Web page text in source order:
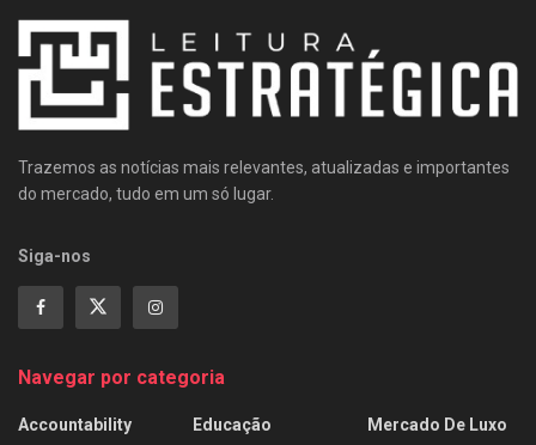
Trazemos as notícias mais relevantes, atualizadas e importantes
do mercado, tudo em um só lugar.
Siga-nos
Navegar por categoria
Accountability
Educação
Mercado De Luxo